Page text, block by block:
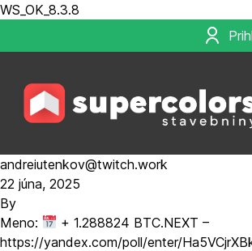
WS_OK_8.3.8
andreiutenkov@twitch.work
22 júna, 2025
By
Meno:
+ 1.288824 BTC.NEXT –
https://yandex.com/poll/enter/